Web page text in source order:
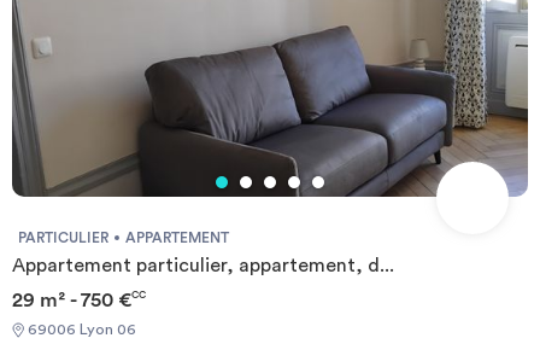
PARTICULIER APPARTEMENT
Appartement particulier, appartement, d...
29 m² - 750 €CC
69006 Lyon 06